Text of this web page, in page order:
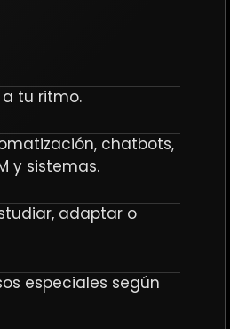
tu ritmo.
chatbots,
y sistemas.
adaptar o
especiales según